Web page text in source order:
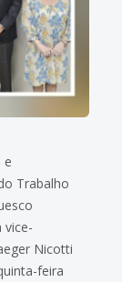
e
Trabalho
vice-
Nicotti
feira